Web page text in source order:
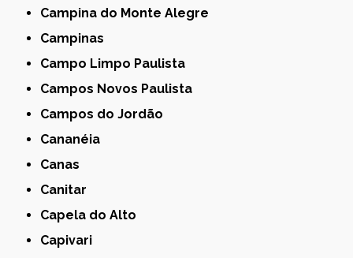
Campina do Monte Alegre
Campinas
Campo Limpo Paulista
Campos Novos Paulista
Campos do Jordão
Cananéia
Canas
Canitar
Capela do Alto
Capivari